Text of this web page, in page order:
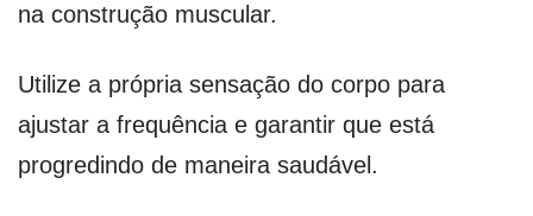
na construção muscular.
Utilize a própria sensação do corpo para
ajustar a frequência e garantir que está
progredindo de maneira saudável.